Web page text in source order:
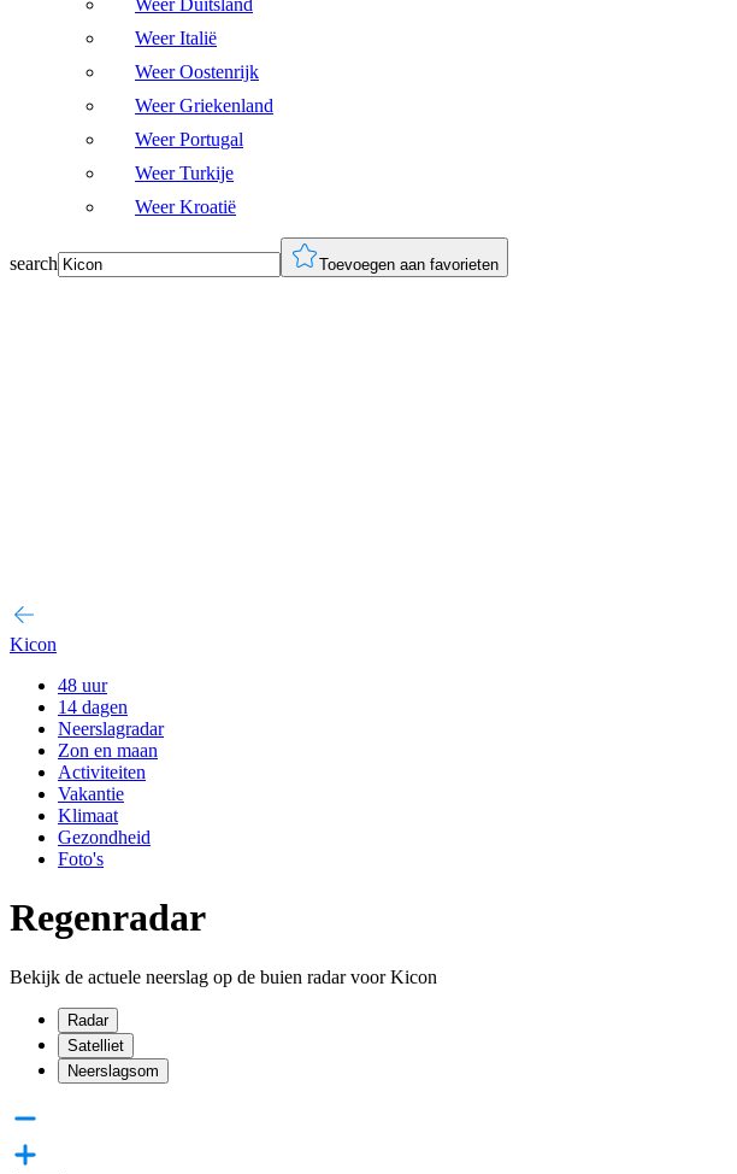
Weer Duitsland
Weer Italië
Weer Oostenrijk
Weer Griekenland
Weer Portugal
Weer Turkije
Weer Kroatië
search Toevoegen aan favorieten
Kicon
48 uur
14 dagen
Neerslagradar
Zon en maan
Activiteiten
Vakantie
Klimaat
Gezondheid
Foto's
Regenradar
Bekijk de actuele neerslag op de buien radar voor Kicon
Radar
Satelliet
Neerslagsom